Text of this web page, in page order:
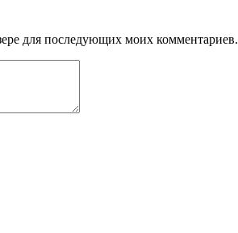
для последующих моих комментариев.